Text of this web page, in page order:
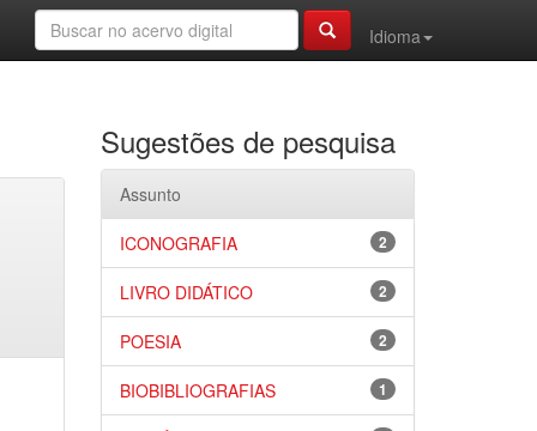
Idioma
Sugestões de pesquisa
Assunto
2
ICONOGRAFIA
2
LIVRO DIDÁTICO
2
POESIA
1
BIOBIBLIOGRAFIAS